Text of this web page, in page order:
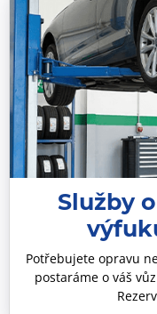
Služby
Potřebujete opravu
postaráme o váš